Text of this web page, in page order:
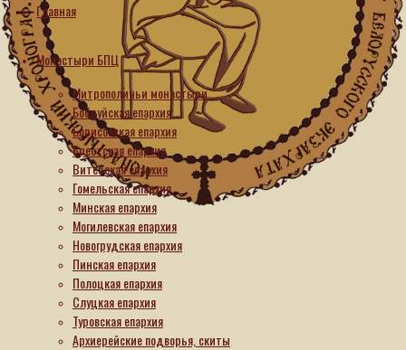
Главная
Монастыри БПЦ
Митрополичьи монастыри
Бобруйская епархия
Борисовская епархия
Брестская епархия
Витебская епархия
Гомельская епархия
Минская епархия
Могилевская епархия
Новогрудская епархия
Пинская епархия
Полоцкая епархия
Слуцкая епархия
Туровская епархия
Архиерейские подворья, скиты
Интервью
Схимонах
Пантелеимон
(Волков):
Лишь
бы